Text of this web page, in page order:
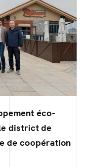
éco-
district de
de coopération